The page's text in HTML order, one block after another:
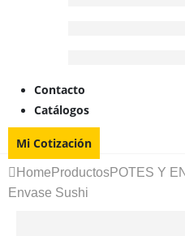
Contacto
Catálogos
Mi Cotización
Home ProductosPOTES Y
Envase Sushi